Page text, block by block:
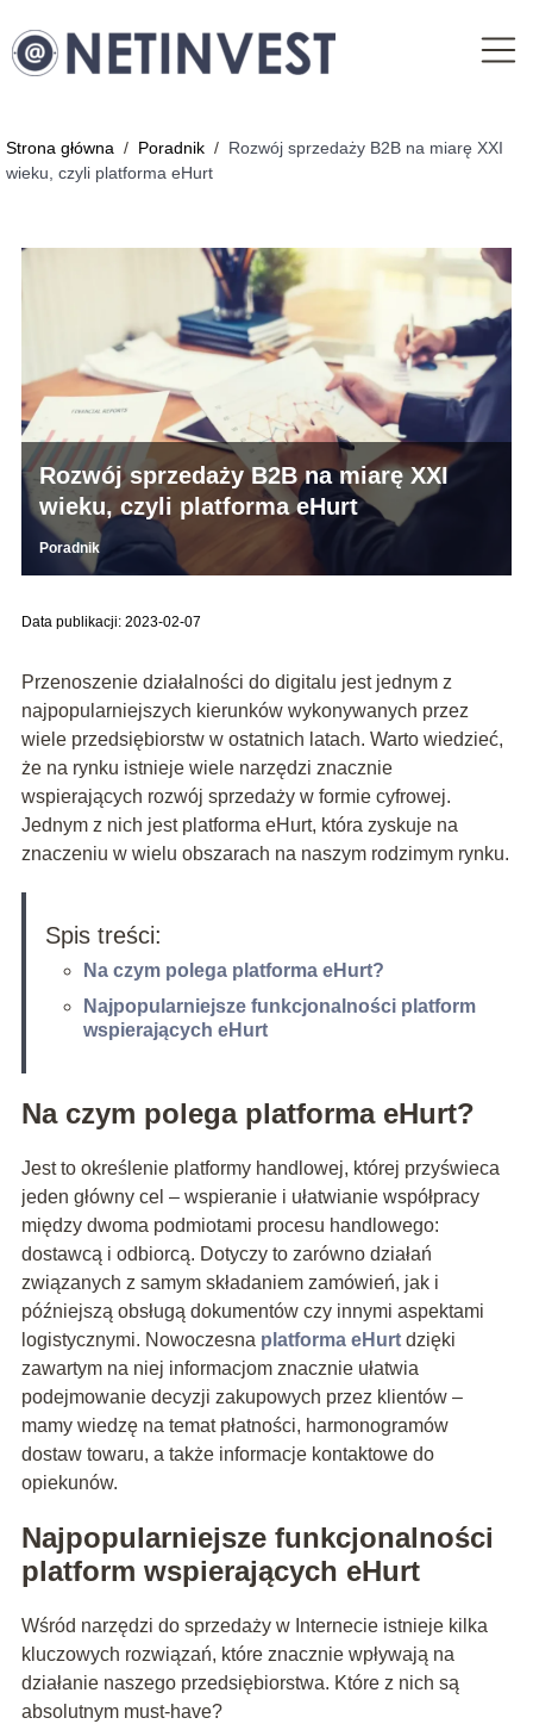
Strona główna / Poradnik / Rozwój sprzedaży B2B na miarę XXI
wieku, czyli platforma eHurt
Rozwój sprzedaży B2B na miarę XXI
wieku, czyli platforma eHurt
Poradnik
Data publikacji: 2023-02-07
Przenoszenie działalności do digitalu jest jednym z
najpopularniejszych kierunków wykonywanych przez
wiele przedsiębiorstw w ostatnich latach. Warto wiedzieć,
że na rynku istnieje wiele narzędzi znacznie
wspierających rozwój sprzedaży w formie cyfrowej.
Jednym z nich jest platforma eHurt, która zyskuje na
znaczeniu w wielu obszarach na naszym rodzimym rynku.
Spis treści:
Na czym polega platforma eHurt?
Najpopularniejsze funkcjonalności platform
wspierających eHurt
Na czym polega platforma eHurt?
Jest to określenie platformy handlowej, której przyświeca
jeden główny cel – wspieranie i ułatwianie współpracy
między dwoma podmiotami procesu handlowego:
dostawcą i odbiorcą. Dotyczy to zarówno działań
związanych z samym składaniem zamówień, jak i
późniejszą obsługą dokumentów czy innymi aspektami
logistycznymi. Nowoczesna platforma eHurtdzięki
zawartym na niej informacjom znacznie ułatwia
podejmowanie decyzji zakupowych przez klientów –
mamy wiedzę na temat płatności, harmonogramów
dostaw towaru, a także informacje kontaktowe do
opiekunów.
Najpopularniejsze funkcjonalności
platform wspierających eHurt
Wśród narzędzi do sprzedaży w Internecie istnieje kilka
kluczowych rozwiązań, które znacznie wpływają na
działanie naszego przedsiębiorstwa. Które z nich są
absolutnym must-have?